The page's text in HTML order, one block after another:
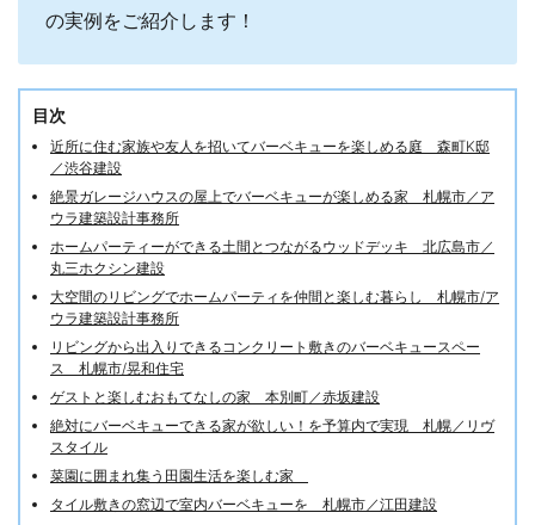
の実例をご紹介します！
目次
近所に住む家族や友人を招いてバーベキューを楽しめる庭 森町K邸
／渋谷建設
絶景ガレージハウスの屋上でバーベキューが楽しめる家 札幌市／ア
ウラ建築設計事務所
ホームパーティーができる土間とつながるウッドデッキ 北広島市／
丸三ホクシン建設
大空間のリビングでホームパーティを仲間と楽しむ暮らし 札幌市/ア
ウラ建築設計事務所
リビングから出入りできるコンクリート敷きのバーベキュースペー
ス 札幌市/晃和住宅
ゲストと楽しむおもてなしの家 本別町／赤坂建設
絶対にバーベキューできる家が欲しい！を予算内で実現 札幌／リヴ
スタイル
菜園に囲まれ集う田園生活を楽しむ家
タイル敷きの窓辺で室内バーベキューを 札幌市／江田建設